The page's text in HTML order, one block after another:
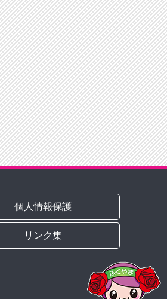
個人情報保護
リンク集